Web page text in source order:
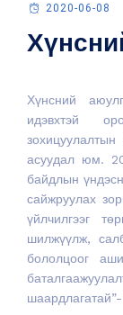
2020-06-08
Хүнсний
идэвхтэй
асуудал юм.
байдлын
сайжруулах
үйлчилгээг
шилжүүлж,
бололцоог